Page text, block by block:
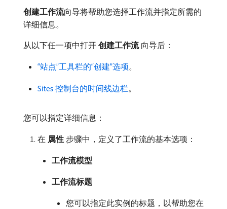
创建工作流​向导将帮助您选择工作流并指定所需的
详细信息。
从以下任一项中打开​ 创建工作流​向导后：
“站点”工具栏的“创建”选项。
Sites 控制台的时间线边栏。
您可以指定详细信息：
在​ 属性 ​步骤中，定义了工作流的基本选项：
工作流模型
工作流标题
您可以指定此实例的标题，以帮助您在